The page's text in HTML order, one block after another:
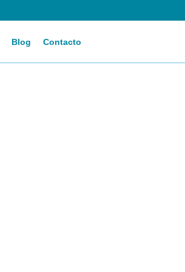
Blog Contacto